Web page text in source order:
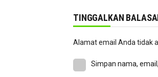
TINGGALKAN
Alamat email Anda tidak
Simpan nama,